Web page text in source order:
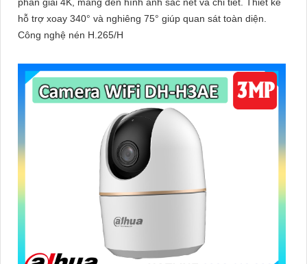
phân giải 4K, mang đến hình ảnh sắc nét và chi tiết. Thiết kế
hỗ trợ xoay 340° và nghiêng 75° giúp quan sát toàn diện.
Công nghệ nén H.265/H